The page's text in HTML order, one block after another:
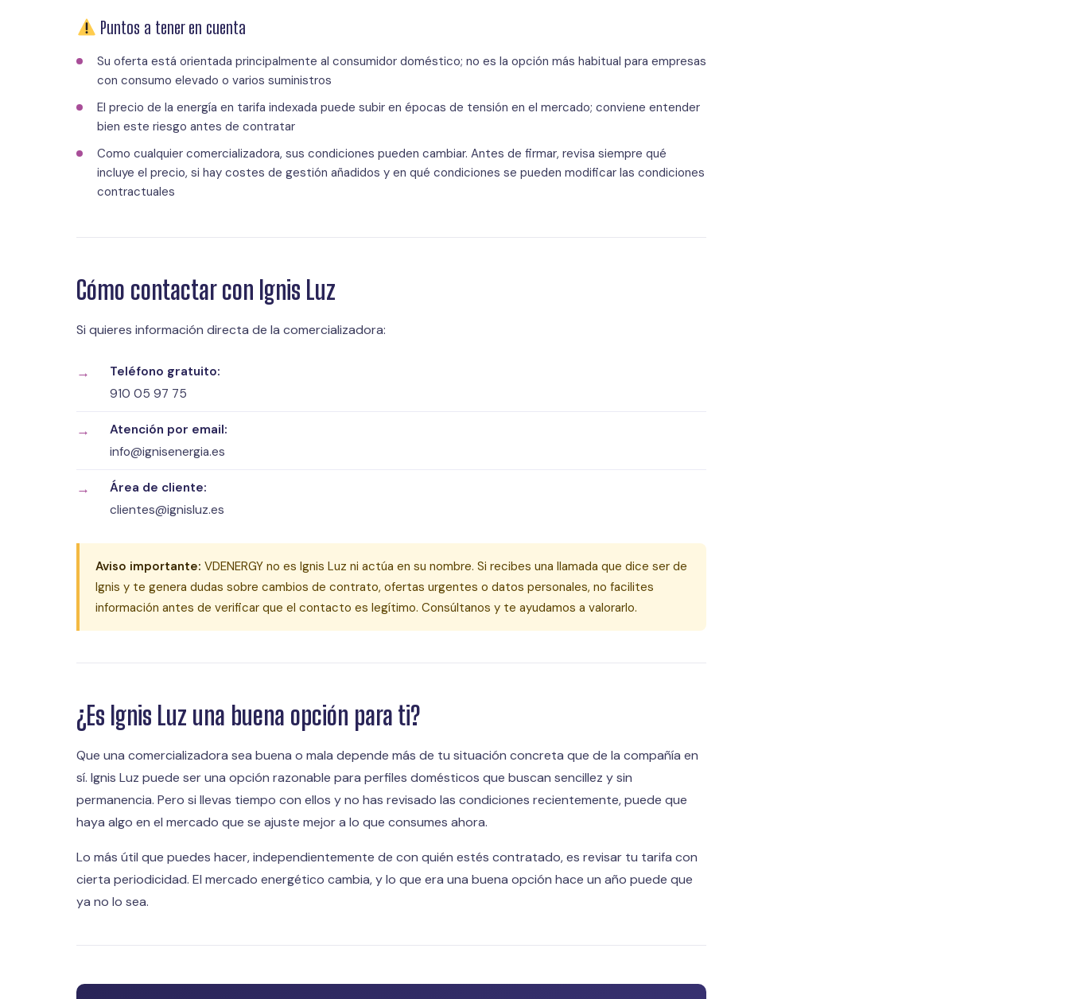
Puntos a tener en cuenta
Su oferta está orientada principalmente al consumidor doméstico; no es la opción más habitual para empresas
con consumo elevado o varios suministros
El precio de la energía en tarifa indexada puede subir en épocas de tensión en el mercado; conviene entender
bien este riesgo antes de contratar
Como cualquier comercializadora, sus condiciones pueden cambiar. Antes de firmar, revisa siempre qué
incluye el precio, si hay costes de gestión añadidos y en qué condiciones se pueden modificar las condiciones
contractuales
Cómo contactar con Ignis Luz
Si quieres información directa de la comercializadora:
Teléfono gratuito:
910 05 97 75
Atención por email:
info@ignisenergia.es
Área de cliente:
clientes@ignisluz.es
Aviso importante: VDENERGY no es Ignis Luz ni actúa en su nombre. Si recibes una llamada que dice ser de
Ignis y te genera dudas sobre cambios de contrato, ofertas urgentes o datos personales, no facilites
información antes de verificar que el contacto es legítimo. Consúltanos y te ayudamos a valorarlo.
¿Es Ignis Luz una buena opción para ti?
Que una comercializadora sea buena o mala depende más de tu situación concreta que de la compañía en
sí. Ignis Luz puede ser una opción razonable para perfiles domésticos que buscan sencillez y sin
permanencia. Pero si llevas tiempo con ellos y no has revisado las condiciones recientemente, puede que
haya algo en el mercado que se ajuste mejor a lo que consumes ahora.
Lo más útil que puedes hacer, independientemente de con quién estés contratado, es revisar tu tarifa con
cierta periodicidad. El mercado energético cambia, y lo que era una buena opción hace un año puede que
ya no lo sea.